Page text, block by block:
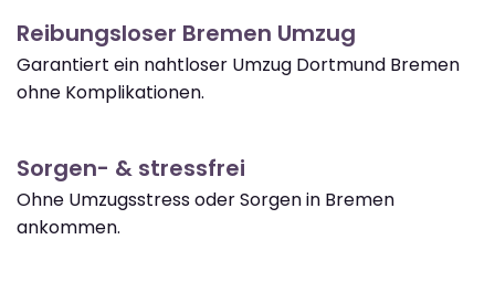
Reibungsloser Bremen Umzug
Garantiert ein nahtloser Umzug Dortmund Bremen
ohne Komplikationen.
Sorgen- & stressfrei
Ohne Umzugsstress oder Sorgen in Bremen
ankommen.